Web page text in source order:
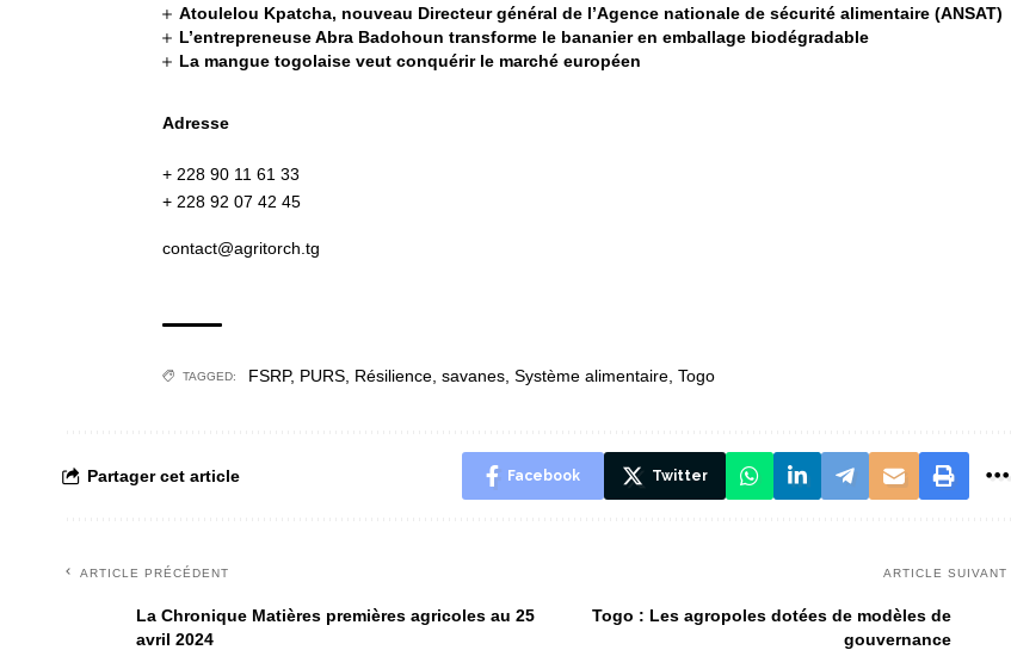
Atoulelou Kpatcha, nouveau Directeur général de l’Agence nationale de sécurité alimentaire (ANSAT)
L’entrepreneuse Abra Badohoun transforme le bananier en emballage biodégradable
La mangue togolaise veut conquérir le marché européen
Adresse
+ 228 90 11 61 33
+ 228 92 07 42 45
contact@agritorch.tg
TAGGED: FSRP, PURS Résilience savanes Système alimentaire Togo
Partager cet article Facebook Twitter
ARTICLE PRÉCÉDENT
La Chronique Matières premières agricoles au 25
avril 2024
ARTICLE SUIVANT
Togo : Les agropoles dotées de modèles de
gouvernance